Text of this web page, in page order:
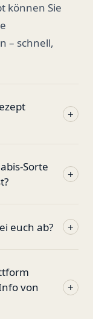
können Sie
– schnell,
+
Sorte
+
euch ab? +
von
+